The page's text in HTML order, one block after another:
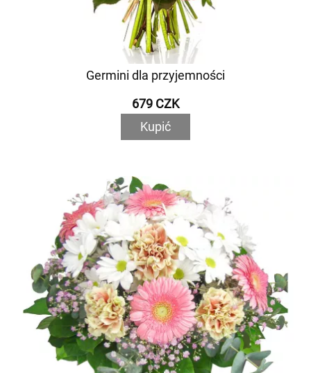
Germini dla przyjemności
679 CZK
Kupić